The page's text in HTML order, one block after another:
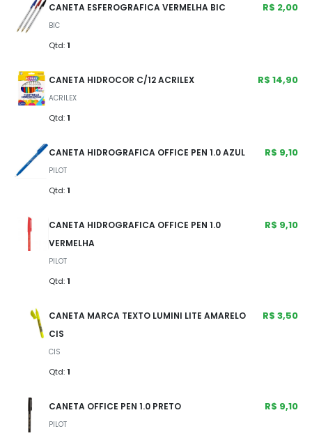
CANETA ESFEROGRAFICA VERMELHA BIC
BIC
Qtd: 1
R$ 2,00
CANETA HIDROCOR C/12 ACRILEX
ACRILEX
Qtd: 1
R$ 14,90
CANETA HIDROGRAFICA OFFICE PEN 1.0 AZUL
PILOT
Qtd: 1
R$ 9,10
CANETA HIDROGRAFICA OFFICE PEN 1.0
VERMELHA
PILOT
Qtd: 1
R$ 9,10
CANETA MARCA TEXTO LUMINI LITE AMARELO
CIS
CIS
Qtd: 1
R$ 3,50
CANETA OFFICE PEN 1.0 PRETO
PILOT
R$ 9,10